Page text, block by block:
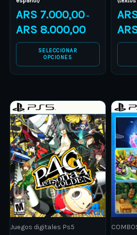
ARS 7.000,00 –
ARS 8.000,00
SELECCIONAR
OPCIONES
the
product
the
product
Juegos digitales Ps5
Price
ARS 6.000,00
through
ARS 13.000,00
This
product
has
multiple
variants.
The
options
may
be
chosen
This
has
The
may
be